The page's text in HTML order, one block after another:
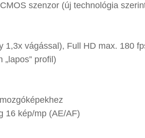
szenzor (új technológia
1,3x vágással), Full HD max. 180
profil)
16 kép/mp (AE/AF)